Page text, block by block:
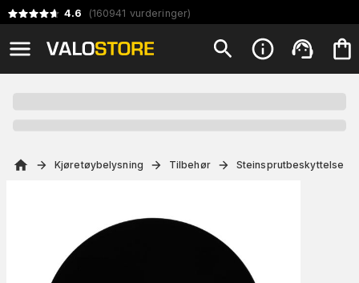
4.6 (160941 vurderinger)
Kjøretøybelysning Tilbehør Steinsprutbeskyttelse